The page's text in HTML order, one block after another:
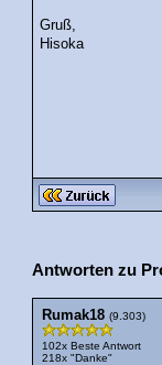
Gruß,
Hisoka
Antworten zu
Rumak18 (9.303)
102x Beste Antwort
218x "Danke"